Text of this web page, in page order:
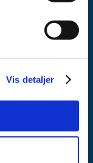
Vis detaljer